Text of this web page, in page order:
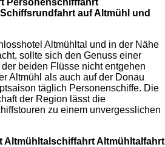
Personenschifffahrt
auf Altmühl und
Altmühltal und in der Nähe
sollte sich den Genuss einer
beiden Flüsse nicht entgehen
Altmühl als auch auf der Donau
täglich Personenschiffe. Die
der Region lässt die
zu einem unvergesslichen
Altmühltalschiffahrt Altmühltalfahrt